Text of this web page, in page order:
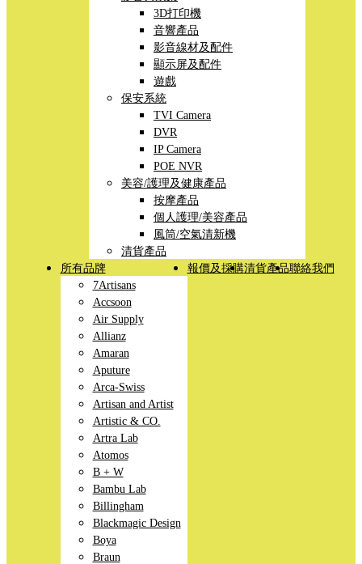
3D打印機
音響產品
影音線材及配件
顯示屏及配件
遊戲
保安系統
TVI Camera
DVR
IP Camera
POE NVR
美容/護理及健康產品
按摩產品
個人護理/美容產品
風筒/空氣清新機
清貨產品
所有品牌
7Artisans
Accsoon
Air Supply
Allianz
Amaran
Aputure
Arca-Swiss
Artisan and Artist
Artistic & CO.
Artra Lab
Atomos
B + W
Bambu Lab
Billingham
Blackmagic Design
Boya
Braun
報價及採購清貨產品聯絡我們